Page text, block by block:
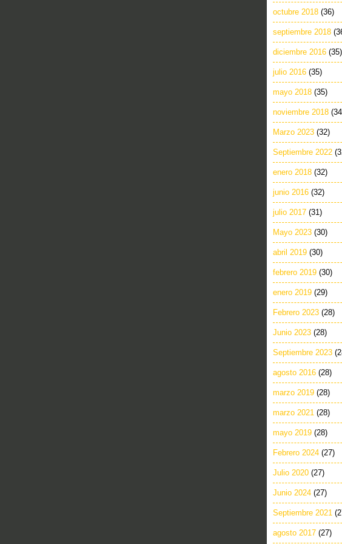
octubre 2018 (36)
septiembre 2018
diciembre 2016 (35)
julio 2016 (35)
mayo 2018 (35)
noviembre 2018
Marzo 2023 (32)
Septiembre 2022
enero 2018 (32)
junio 2016 (32)
julio 2017 (31)
Mayo 2023 (30)
abril 2019 (30)
febrero 2019 (30)
enero 2019 (29)
Febrero 2023 (28)
Junio 2023 (28)
Septiembre 2023
agosto 2016 (28)
marzo 2019 (28)
marzo 2021 (28)
mayo 2019 (28)
Febrero 2024 (27)
Julio 2020 (27)
Junio 2024 (27)
Septiembre 2021
agosto 2017 (27)